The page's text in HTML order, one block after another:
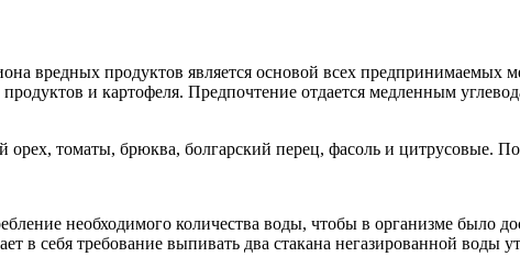
вредных продуктов является основой всех предпринимаемых
продуктов и картофеля. Предпочтение отдается медленным
томаты, брюква, болгарский перец, фасоль и цитрусовые.
необходимого количества воды, чтобы в организме было
в себя требование выпивать два стакана негазированной